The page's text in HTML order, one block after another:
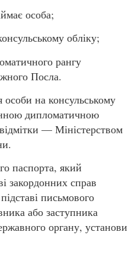
особа;
обліку;
рангу
Посла.
особи на консульському
дипломатичною
— Міністерством
паспорта, який
закордонних справ
письмового
або заступника
органу, установи